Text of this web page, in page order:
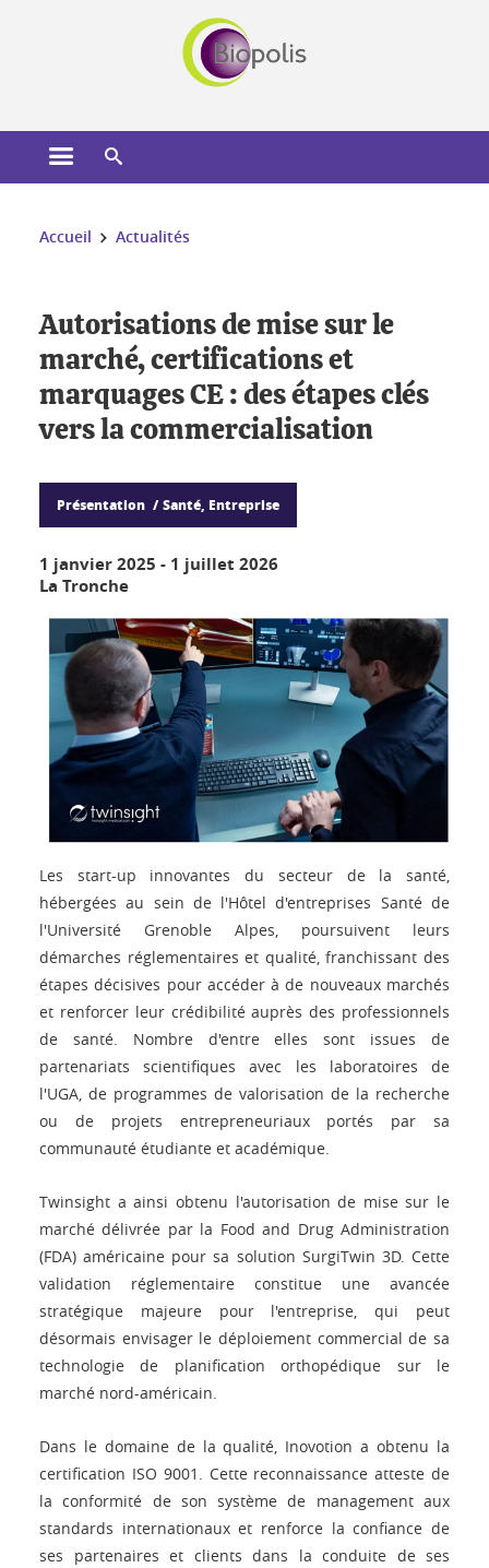
Ouvrir le menu principal
Vous êtes ici :
Accueil Actualités
Autorisations de mise sur le
marché, certifications et
marquages CE : des étapes clés
vers la commercialisation
Présentation Santé, Entreprise
1 janvier 2025 - 1 juillet 2026
La Tronche
Les start-up innovantes du secteur de la santé,
hébergées au sein de l'Hôtel d'entreprises Santé de
l'Université Grenoble Alpes, poursuivent leurs
démarches réglementaires et qualité, franchissant des
étapes décisives pour accéder à de nouveaux marchés
et renforcer leur crédibilité auprès des professionnels
de santé. Nombre d'entre elles sont issues de
partenariats scientifiques avec les laboratoires de
l'UGA, de programmes de valorisation de la recherche
ou de projets entrepreneuriaux portés par sa
communauté étudiante et académique.
Twinsight a ainsi obtenu l'autorisation de mise sur le
marché délivrée par la Food and Drug Administration
(FDA) américaine pour sa solution SurgiTwin 3D. Cette
validation réglementaire constitue une avancée
stratégique majeure pour l'entreprise, qui peut
désormais envisager le déploiement commercial de sa
technologie de planification orthopédique sur le
marché nord-américain.
Dans le domaine de la qualité, Inovotion a obtenu la
certification ISO 9001. Cette reconnaissance atteste de
la conformité de son système de management aux
standards internationaux et renforce la confiance de
ses partenaires et clients dans la conduite de ses